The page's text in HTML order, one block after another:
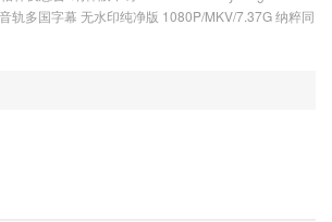
轨多国字幕 无水印纯净版 1080P/MKV/7.37G 纳粹同